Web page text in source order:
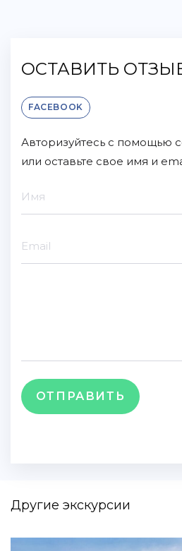
ОСТАВИТЬ
FACEBOOK
Авторизуйтесь с помощью
или оставьте свое имя и
ОТПРАВИТЬ
Другие экскурсии